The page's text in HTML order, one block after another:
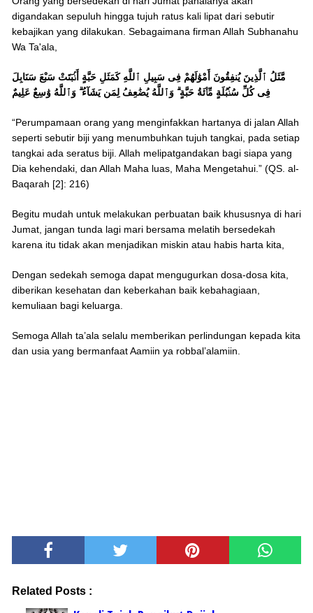
digandakan sepuluh hingga tujuh ratus kali lipat dari sebutir
kebajikan yang dilakukan. Sebagaimana firman Allah Subhanahu
Wa Ta'ala,
مَّثَلُ ٱلَّذِينَ يُنفِقُونَ أَمْوَٰلَهُمْ فِى سَبِيلِ ٱللَّهِ كَمَثَلِ حَبَّةٍ أَنۢبَتَتْ سَبْعَ سَنَابِلَ
فِى كُلِّ سُنۢبُلَةٍ مِّا۟ئَةُ حَبَّةٍ ۗ وَٱللَّهُ يُضَٰعِفُ لِمَن يَشَآءُ ۗ وَٱللَّهُ وَٰسِعٌ عَلِيمٌ
“Perumpamaan orang yang menginfakkan hartanya di jalan Allah
seperti sebutir biji yang menumbuhkan tujuh tangkai, pada setiap
tangkai ada seratus biji. Allah melipatgandakan bagi siapa yang
Dia kehendaki, dan Allah Maha luas, Maha Mengetahui.” (QS. al-
Baqarah [2]: 216)
Begitu mudah untuk melakukan perbuatan baik khususnya di hari
Jumat, jangan tunda lagi mari bersama melatih bersedekah
karena itu tidak akan menjadikan miskin atau habis harta kita,
Dengan sedekah semoga dapat mengugurkan dosa-dosa kita,
diberikan kesehatan dan keberkahan baik kebahagiaan,
kemuliaan bagi keluarga.
Semoga Allah ta’ala selalu memberikan perlindungan kepada kita
dan usia yang bermanfaat Aamiin ya robbal’alamiin.
Related Posts :